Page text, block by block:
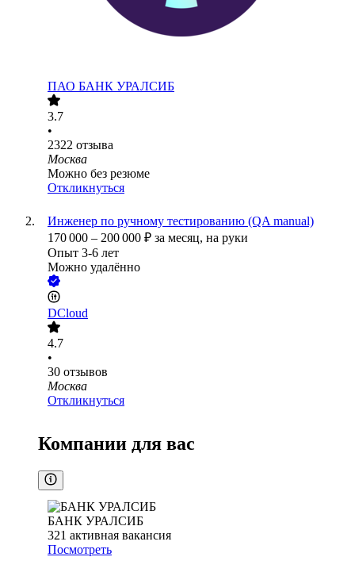
ПАО БАНК УРАЛСИБ
3.7
•
2322 отзыва
Москва
Можно без резюме
Откликнуться
Инженер по ручному тестированию (QA manual)
170 000 – 200 000 ₽ за месяц, на руки
Опыт 3-6 лет
Можно удалённо
DCloud
4.7
•
30 отзывов
Москва
Откликнуться
Компании для вас
БАНК УРАЛСИБ
321 активная вакансия
Посмотреть